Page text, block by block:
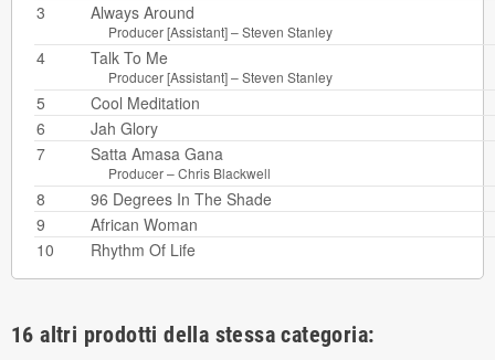
3
Always Around
Producer [Assistant] –Steven Stanley
4 Talk To Me
Producer [Assistant] –Steven Stanley
5
Cool Meditation
6
Jah Glory
7
Satta Amasa Gana
Producer –Chris Blackwell
8
96 Degrees In The Shade
9
African Woman
10
Rhythm Of Life
16 altri prodotti della stessa categoria: